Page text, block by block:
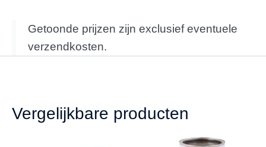
Getoonde prijzen zijn exclusief eventuele
verzendkosten.
Vergelijkbare producten